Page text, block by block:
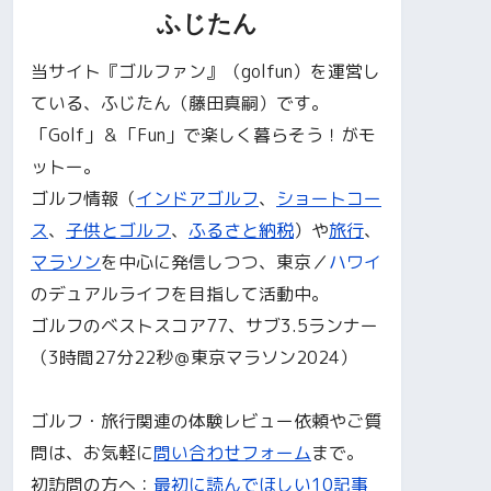
ふじたん
当サイト『ゴルファン』（golfun）を運営し
ている、ふじたん（藤田真嗣）です。
「Golf」＆「Fun」で楽しく暮らそう！がモ
ットー。
ゴルフ情報（インドアゴルフ、 ショートコー
ス、 子供とゴルフ、 ふるさと納税）や旅行、
マラソンを中心に発信しつつ、東京／ハワイ
のデュアルライフを目指して活動中。
ゴルフのベストスコア77、サブ3.5ランナー
（3時間27分22秒＠東京マラソン2024）
ゴルフ・旅行関連の体験レビュー依頼やご質
問は、お気軽に問い合わせフォームまで。
初訪問の方へ： 最初に読んでほしい10記事